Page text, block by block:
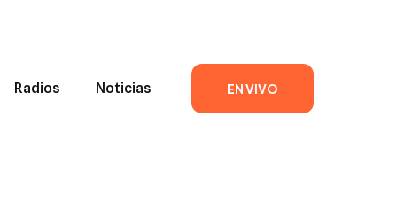
Radios Noticias EN VIVO